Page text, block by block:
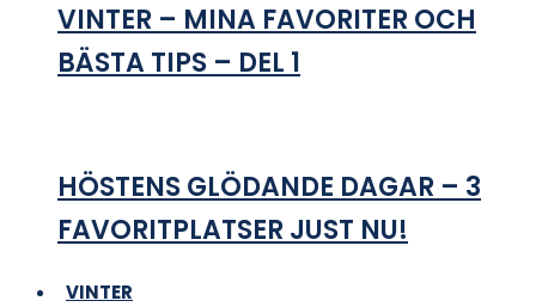
VINTER – MINA FAVORITER OCH
BÄSTA TIPS – DEL 1
HÖSTENS GLÖDANDE DAGAR – 3
FAVORITPLATSER JUST NU!
VINTER